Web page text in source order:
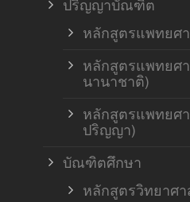
ปริญญาบัณฑิต
หลักสูตรแพทย
หลักสูตรแพทยศ
นานาชาติ)
หลักสูตรแพทยศ
ปริญญา)
บัณฑิตศึกษา
หลักสูตรวิทยาศ